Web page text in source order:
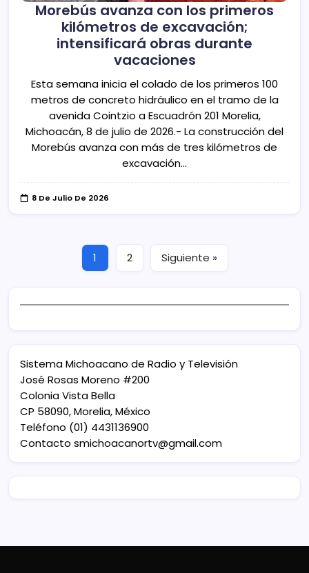
Morebús avanza con los primeros
kilómetros de excavación;
intensificará obras durante
vacaciones
Esta semana inicia el colado de los primeros 100
metros de concreto hidráulico en el tramo de la
avenida Cointzio a Escuadrón 201 Morelia,
Michoacán, 8 de julio de 2026.- La construcción del
Morebús avanza con más de tres kilómetros de
excavación…
8 De Julio De 2026
1 2 Siguiente »
Sistema Michoacano de Radio y Televisión
José Rosas Moreno #200
Colonia Vista Bella
CP 58090, Morelia, México
Teléfono (01) 4431136900
Contacto smichoacanortv@gmail.com